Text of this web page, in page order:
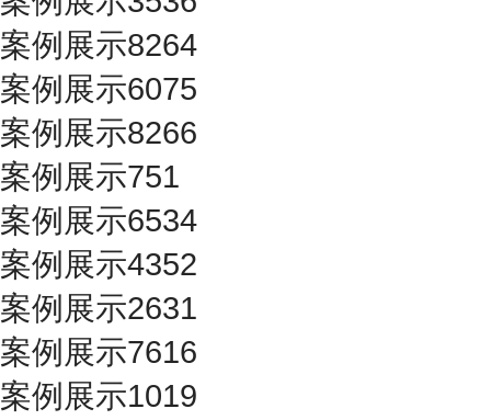
案例展示8264
案例展示6075
案例展示8266
案例展示751
案例展示6534
案例展示4352
案例展示2631
案例展示7616
案例展示1019